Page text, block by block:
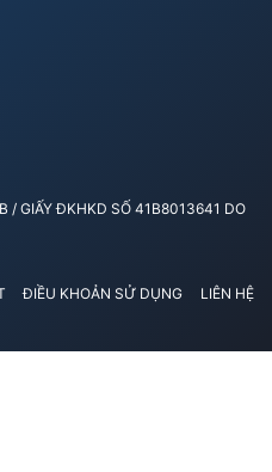
/ GIẤY ĐKHKD SỐ 41B8013641 DO
ĐIỀU KHOẢN SỬ DỤNG LIÊN HỆ